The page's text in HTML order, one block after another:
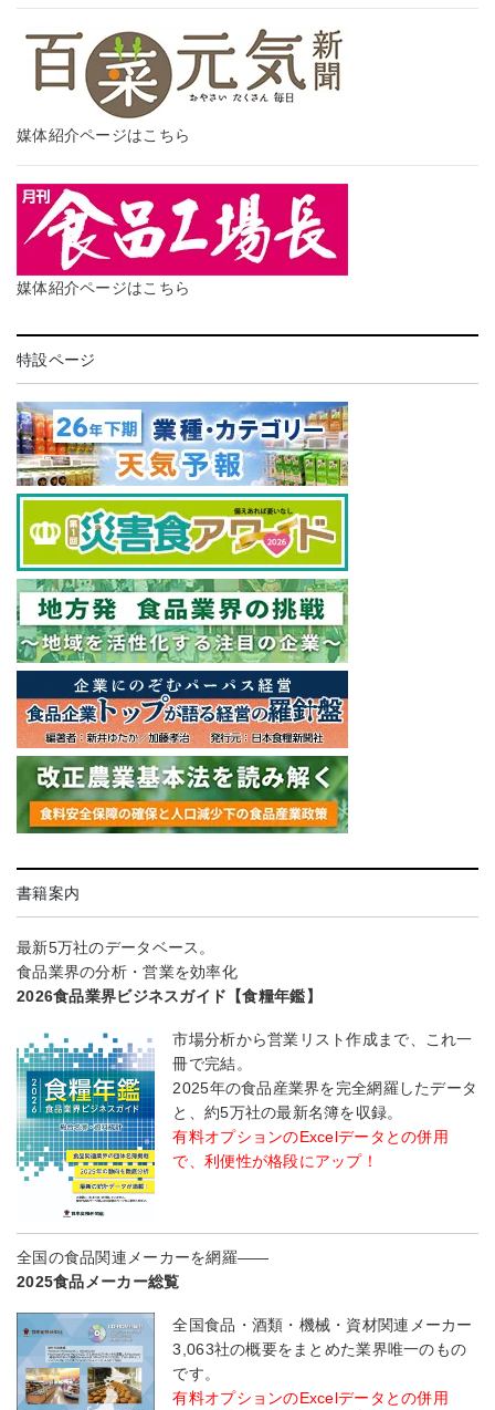
媒体紹介ページはこちら
媒体紹介ページはこちら
特設ページ
書籍案内
最新5万社のデータベース。
食品業界の分析・営業を効率化
2026食品業界ビジネスガイド【食糧年鑑】
市場分析から営業リスト作成まで、これ一
冊で完結。
2025年の食品産業界を完全網羅したデータ
と、約5万社の最新名簿を収録。
有料オプションのExcelデータとの併用
で、利便性が格段にアップ！
全国の食品関連メーカーを網羅――
2025食品メーカー総覧
全国食品・酒類・機械・資材関連メーカー
3,063社の概要をまとめた業界唯一のもの
です。
有料オプションのExcelデータとの併用